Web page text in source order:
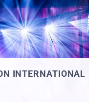
INTERNATIONAL